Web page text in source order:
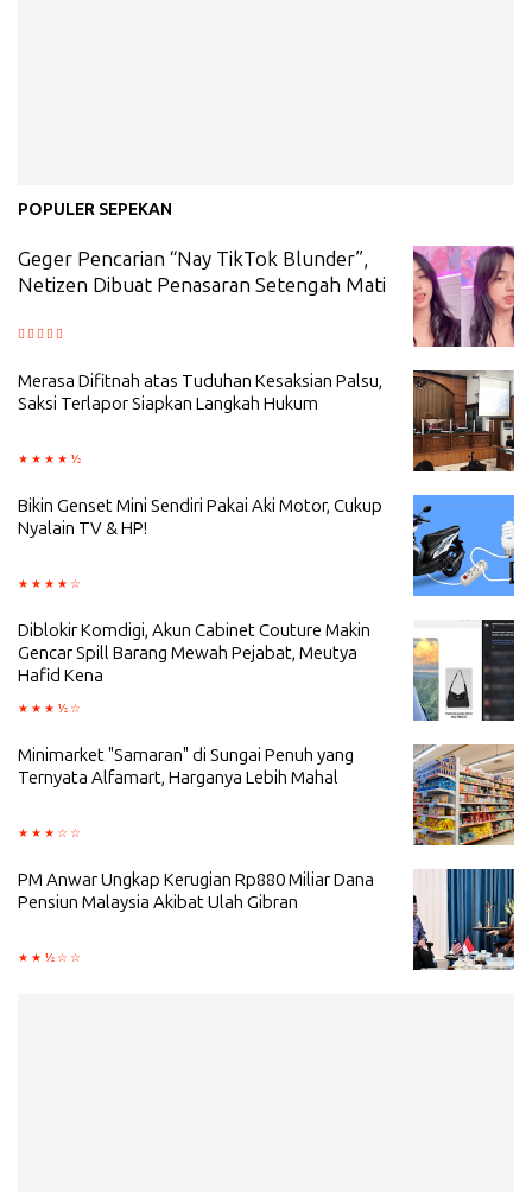
POPULER SEPEKAN
Geger Pencarian “Nay TikTok Blunder”,
Netizen Dibuat Penasaran Setengah Mati
Merasa Difitnah atas Tuduhan Kesaksian Palsu,
Saksi Terlapor Siapkan Langkah Hukum
Bikin Genset Mini Sendiri Pakai Aki Motor, Cukup
Nyalain TV & HP!
Diblokir Komdigi, Akun Cabinet Couture Makin
Gencar Spill Barang Mewah Pejabat, Meutya
Hafid Kena
Minimarket "Samaran" di Sungai Penuh yang
Ternyata Alfamart, Harganya Lebih Mahal
PM Anwar Ungkap Kerugian Rp880 Miliar Dana
Pensiun Malaysia Akibat Ulah Gibran